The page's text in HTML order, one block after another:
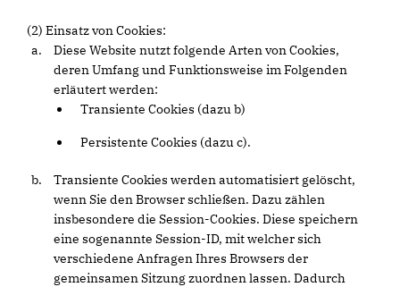
(2) Einsatz von Cookies:
Diese Website nutzt folgende Arten von Cookies,
deren Umfang und Funktionsweise im Folgenden
erläutert werden:
Transiente Cookies (dazu b)
Persistente Cookies (dazu c).
Transiente Cookies werden automatisiert gelöscht,
wenn Sie den Browser schließen. Dazu zählen
insbesondere die Session-Cookies. Diese speichern
eine sogenannte Session-ID, mit welcher sich
verschiedene Anfragen Ihres Browsers der
gemeinsamen Sitzung zuordnen lassen. Dadurch